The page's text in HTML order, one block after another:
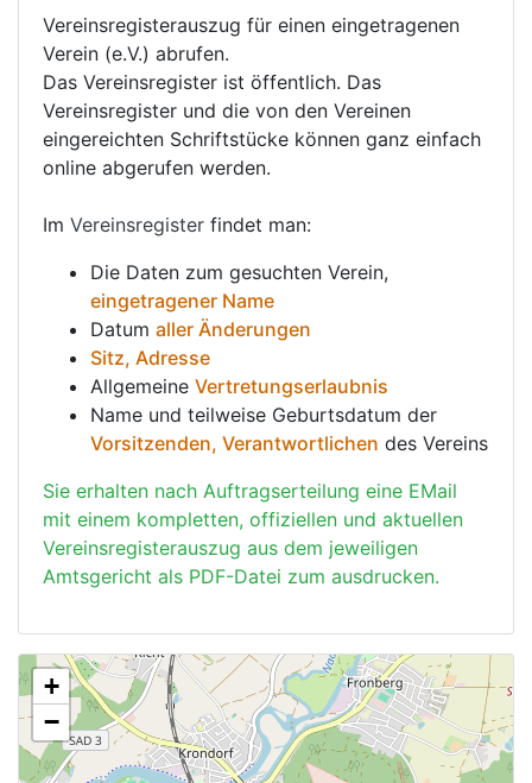
Vereinsregisterauszug für einen eingetragenen
Verein (e.V.) abrufen.
Das Vereinsregister ist öffentlich. Das
Vereinsregister und die von den Vereinen
eingereichten Schriftstücke können ganz einfach
online abgerufen werden.
Im Vereinsregister findet man:
Die Daten zum gesuchten Verein,
eingetragener Name
Datum aller Änderungen
Sitz, Adresse
Allgemeine Vertretungserlaubnis
Name und teilweise Geburtsdatum der
Vorsitzenden, Verantwortlichen des Vereins
Sie erhalten nach Auftragserteilung eine EMail
mit einem kompletten, offiziellen und aktuellen
Vereinsregisterauszug aus dem jeweiligen
Amtsgericht als PDF-Datei zum ausdrucken.
+
−